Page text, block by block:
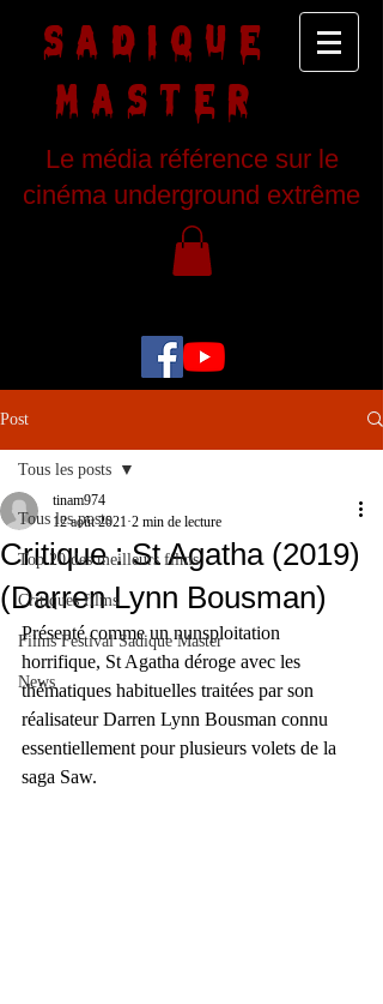
SADIQUE
MASTER
Le média référence sur le
cinéma underground extrême
Post
Tous les posts
Top 20 des meilleurs films
Critiques films
Films Festival Sadique Master
News
Tous les posts
Critique : St Agatha (2019)
(Darren Lynn Bousman)
tinam974
12 août 2021 2 min de lecture
Présenté comme un nunsploitation
horrifique, St Agatha déroge avec les
thématiques habituelles traitées par son
réalisateur Darren Lynn Bousman connu
essentiellement pour plusieurs volets de la
saga Saw.